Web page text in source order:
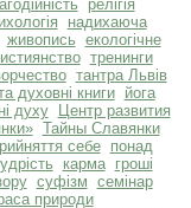
релігія
надихаюча
живопись екологічне
тренинги
тантра Львів
та духовні книги
йога
духу
Центр развития
Тайны Славянки
себе
понад
карма
гроші
суфізм семінар
природи